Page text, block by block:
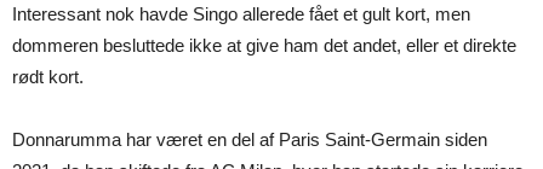
Interessant nok havde Singo allerede fået et gult kort, men
dommeren besluttede ikke at give ham det andet, eller et direkte
rødt kort.
Donnarumma har været en del af Paris Saint-Germain siden